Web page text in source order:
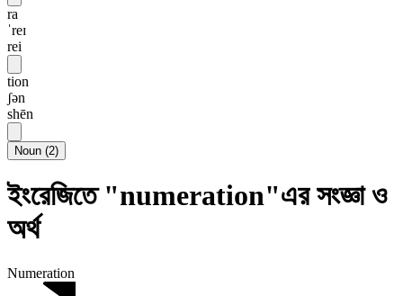
ra
ˈreɪ
rei
tion
ʃən
shēn
Noun (2)
ইংরেজিতে "numeration"এর সংজ্ঞা ও
অর্থ
Numeration